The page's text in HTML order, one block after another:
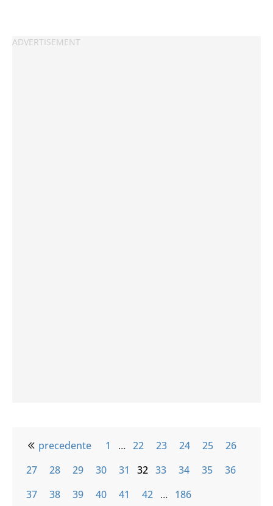
precedente 1 … 22 23 24 25
26
27
28 29 30 31 32 33 34 35
36
37
38 39 40 41 42 … 186